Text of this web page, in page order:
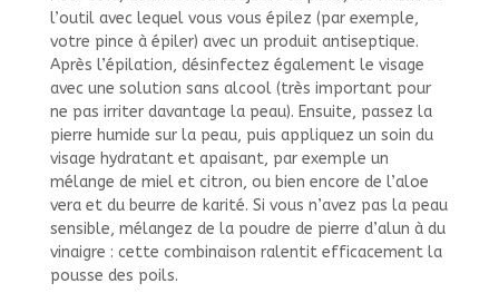
l’outil avec lequel vous vous épilez (par exemple,
votre pince à épiler) avec un produit antiseptique.
Après l’épilation, désinfectez également le visage
avec une solution sans alcool (très important pour
ne pas irriter davantage la peau). Ensuite, passez la
pierre humide sur la peau, puis appliquez un soin du
visage hydratant et apaisant, par exemple un
mélange de miel et citron, ou bien encore de l’aloe
vera et du beurre de karité. Si vous n’avez pas la peau
sensible, mélangez de la poudre de pierre d’alun à du
vinaigre : cette combinaison ralentit efficacement la
pousse des poils.